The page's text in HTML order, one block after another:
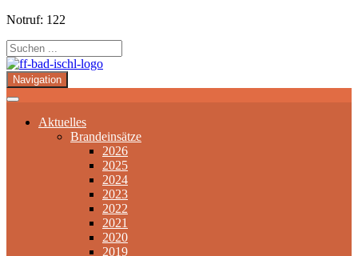
Notruf: 122
Navigation
Aktuelles
Brandeinsätze
2026
2025
2024
2023
2022
2021
2020
2019